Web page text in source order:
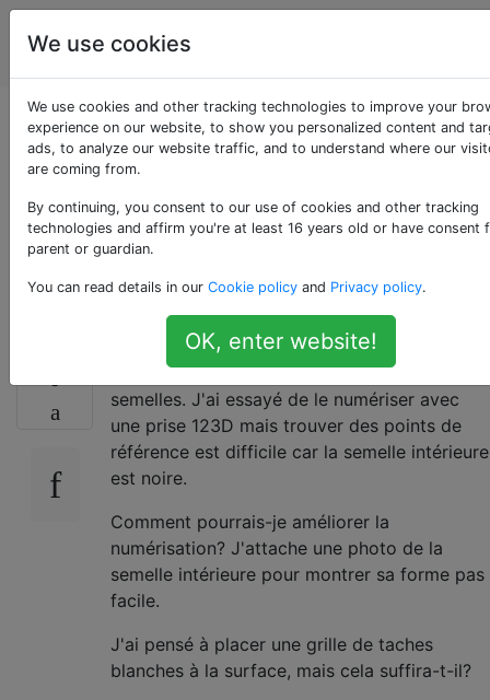
impression
en 3D
Comment réaliser de
manière optimale un
modèle 3D d'un objet
à l'aide de photos?
9
Je souhaite obtenir un modèle 3D de mes
semelles. J'ai essayé de le numériser avec
une prise 123D mais trouver des points de
référence est difficile car la semelle intérieure
est noire.
Comment pourrais-je améliorer la
numérisation? J'attache une photo de la
semelle intérieure pour montrer sa forme pas
facile.
J'ai pensé à placer une grille de taches
blanches à la surface, mais cela suffira-t-il?
We use cookies
We use cookies and other tracking technologies to improve your
experience on our website, to show you personalized content and
ads, to analyze our website traffic, and to understand where our
are coming from.
By continuing, you consent to our use of cookies and other tracking
technologies and affirm you're at least 16 years old or have consent
parent or guardian.
You can read details in our Cookie policy and Privacy policy.
OK, enter website!